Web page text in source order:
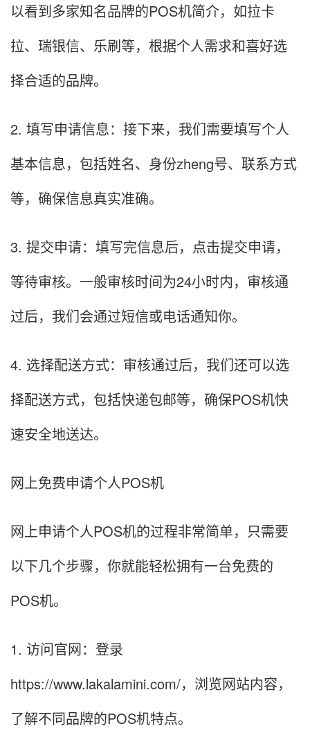
以看到多家知名品牌的POS机简介，如拉卡
拉、瑞银信、乐刷等，根据个人需求和喜好选
择合适的品牌。
2. 填写申请信息：接下来，我们需要填写个人
基本信息，包括姓名、身份zheng号、联系方式
等，确保信息真实准确。
3. 提交申请：填写完信息后，点击提交申请，
等待审核。一般审核时间为24小时内，审核通
过后，我们会通过短信或电话通知你。
4. 选择配送方式：审核通过后，我们还可以选
择配送方式，包括快递包邮等，确保POS机快
速安全地送达。
网上免费申请个人POS机
网上申请个人POS机的过程非常简单，只需要
以下几个步骤，你就能轻松拥有一台免费的
POS机。
1. 访问官网：登录
https://www.lakalamini.com/，浏览网站内容，
了解不同品牌的POS机特点。